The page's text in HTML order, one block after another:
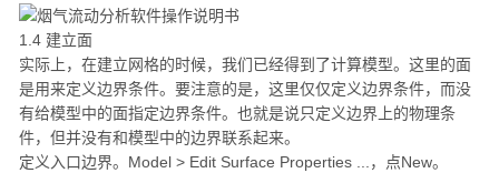
1.4 建立面
实际上，在建立网格的时候，我们已经得到了计算模型。这里的面
是用来定义边界条件。要注意的是，这里仅仅定义边界条件，而没
有给模型中的面指定边界条件。也就是说只定义边界上的物理条
件，但并没有和模型中的边界联系起来。
定义入口边界。Model > Edit Surface Properties ...，点New。